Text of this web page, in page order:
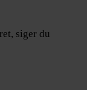
siger du